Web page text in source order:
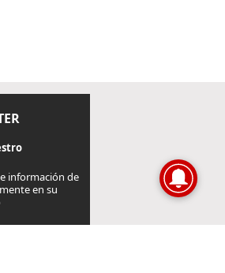
información de
en su